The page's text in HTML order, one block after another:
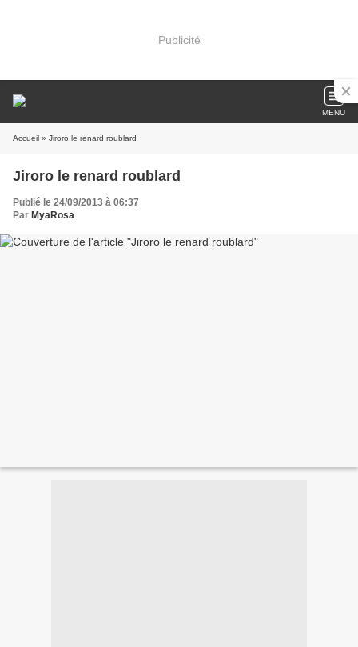
Publicité
MENU
Accueil » Jiroro le renard roublard
Jiroro le renard roublard
Publié le 24/09/2013 à 06:37
Par MyaRosa